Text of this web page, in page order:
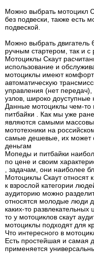
Можно выбрать мотоцикл
без подвески, также есть
подвеской.
Можно выбрать двигатель
ручным стартером, так и с
Мотоциклы Скаут
использование и
мотоциклы имеют
автоматическую
управления (нет
узлов, широко доуступные
Данные мотоциклы чем-
питбайки . Как мы уже
являются самыми
мототехники на
самые дешевые, их может
деньгам
Мопеды и питбайки
по цене и своим
, задачам, они наиболее
Мотоциклы Скаут относят
к взрослой категории
аудиторию можно
относятся молодые люди
каких-то развлекательных
то у мотоциклов скаут
мотоциклы подходят для
Что интересного в
Есть простейшая и самая
применяется